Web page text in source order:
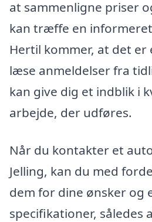
at sammenligne priser
kan træffe en
Hertil kommer, at det er
læse anmeldelser fra
kan give dig et indblik i
arbejde, der udføres.
Når du kontakter et
Jelling, kan du med
dem for dine ønsker og
specifikationer, således